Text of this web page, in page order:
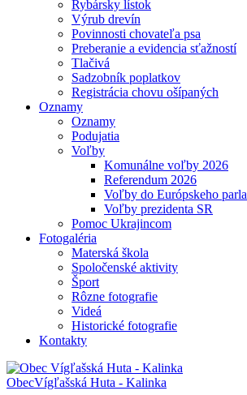
Rybársky lístok
Výrub drevín
Povinnosti chovateľa psa
Preberanie a evidencia sťažností
Tlačivá
Sadzobník poplatkov
Registrácia chovu ošípaných
Oznamy
Oznamy
Podujatia
Voľby
Komunálne voľby 2026
Referendum 2026
Voľby do Európskeho
Voľby prezidenta SR
Pomoc Ukrajincom
Fotogaléria
Materská škola
Spoločenské aktivity
Šport
Rôzne fotografie
Videá
Historické fotografie
Kontakty
ObecVígľašská Huta - Kalinka